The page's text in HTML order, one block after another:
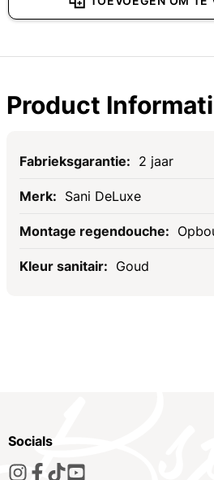
Product
Specificaties
2 jaar
Sani DeLuxe
Goud
Socials